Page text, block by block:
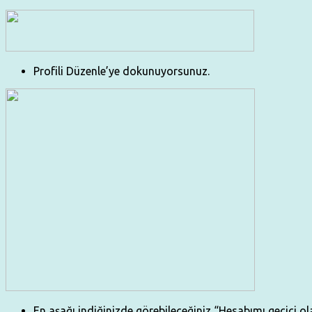
Profili Düzenle’ye dokunuyorsunuz.